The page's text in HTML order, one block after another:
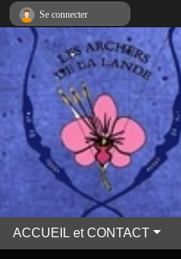
ACCUEIL et CONTACT
Se connecter
Panneau de gestion des cookies